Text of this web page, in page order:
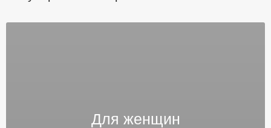
Для женщин